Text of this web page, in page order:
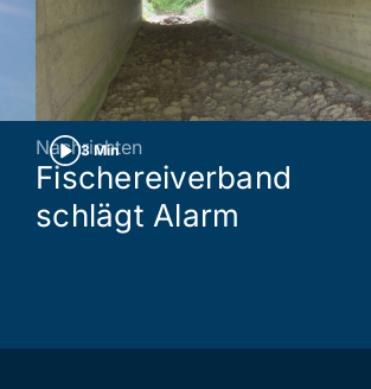
3 Min
Nachrichten
Fischereiverband
schlägt Alarm